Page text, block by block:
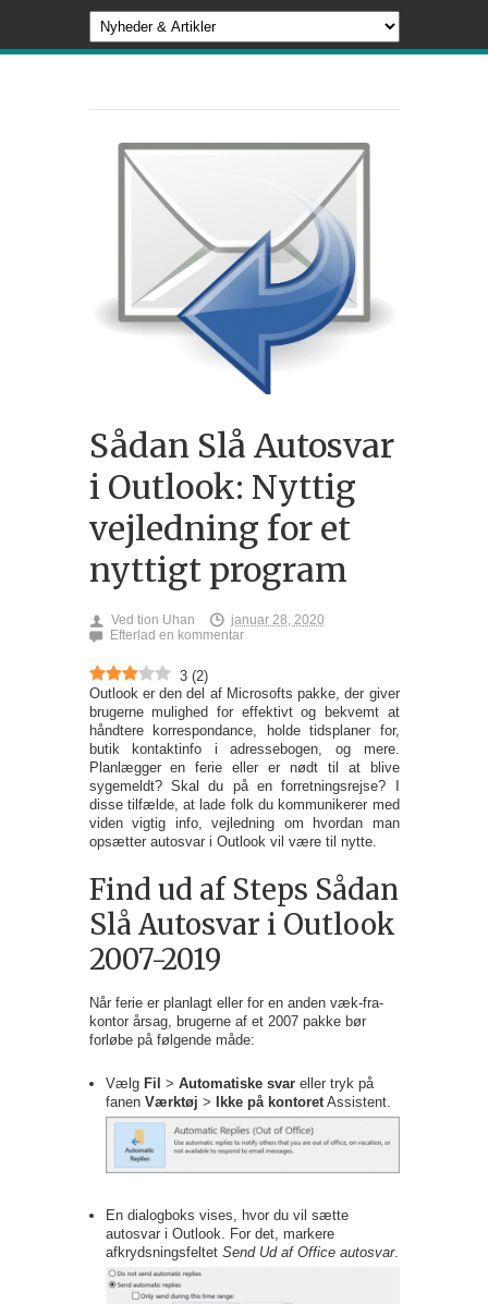
Sådan Slå Autosvar
i Outlook: Nyttig
vejledning for et
nyttigt program
Ved tion Uhan
januar 28, 2020
Efterlad en kommentar
3 (2)
Outlook er den del af Microsofts pakke, der giver
brugerne mulighed for effektivt og bekvemt at
håndtere korrespondance, holde tidsplaner for,
butik kontaktinfo i adressebogen, og mere.
Planlægger en ferie eller er nødt til at blive
sygemeldt? Skal du på en forretningsrejse? I
disse tilfælde, at lade folk du kommunikerer med
viden vigtig info, vejledning om hvordan man
opsætter autosvar i Outlook vil være til nytte.
Find ud af Steps Sådan
Slå Autosvar i Outlook
2007-2019
Når ferie er planlagt eller for en anden væk-fra-
kontor årsag, brugerne af et 2007 pakke bør
forløbe på følgende måde:
Vælg Fil > Automatiske svareller tryk på
fanen Værktøj > Ikke på kontoretAssistent.
En dialogboks vises, hvor du vil sætte
autosvar i Outlook. For det, markere
afkrydsningsfeltet Send Ud af Office autosvar.